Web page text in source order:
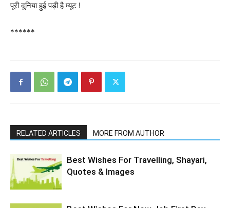
पूरी दुनिया हुई पड़ी है म्यूट !
******
RELATED ARTICLES MORE FROM AUTHOR
Best Wishes For Travelling, Shayari,
Quotes & Images